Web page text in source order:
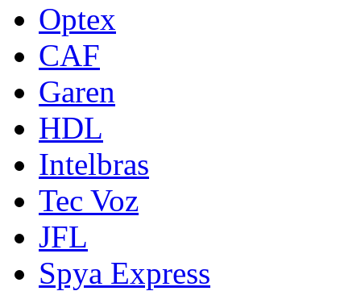
Optex
CAF
Garen
HDL
Intelbras
Tec Voz
JFL
Spya Express